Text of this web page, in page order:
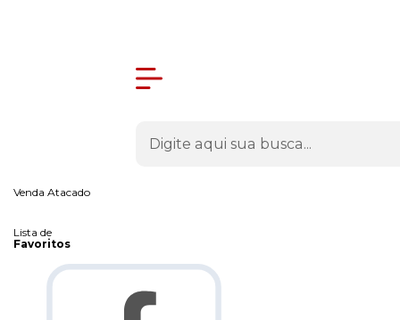
Venda Atacado
Lista de
Favoritos